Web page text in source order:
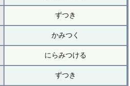
ずつき
かみつく
にらみつける
ずつき